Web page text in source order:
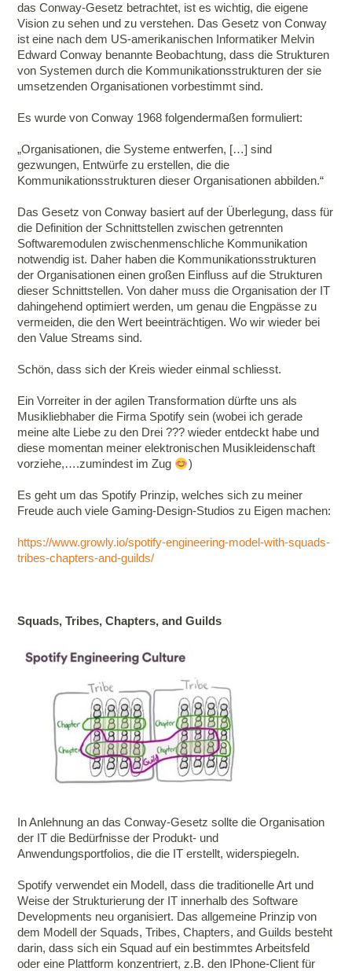
das Conway-Gesetz betrachtet, ist es wichtig, die eigene
Vision zu sehen und zu verstehen. Das Gesetz von Conway
ist eine nach dem US-amerikanischen Informatiker Melvin
Edward Conway benannte Beobachtung, dass die Strukturen
von Systemen durch die Kommunikationsstrukturen der sie
umsetzenden Organisationen vorbestimmt sind.
Es wurde von Conway 1968 folgendermaßen formuliert:
„Organisationen, die Systeme entwerfen, […] sind
gezwungen, Entwürfe zu erstellen, die die
Kommunikationsstrukturen dieser Organisationen abbilden.“
Das Gesetz von Conway basiert auf der Überlegung, dass für
die Definition der Schnittstellen zwischen getrennten
Softwaremodulen zwischenmenschliche Kommunikation
notwendig ist. Daher haben die Kommunikationsstrukturen
der Organisationen einen großen Einfluss auf die Strukturen
dieser Schnittstellen. Von daher muss die Organisation der IT
dahingehend optimiert werden, um genau die Engpässe zu
vermeiden, die den Wert beeinträchtigen. Wo wir wieder bei
den Value Streams sind.
Schön, dass sich der Kreis wieder einmal schliesst.
Ein Vorreiter in der agilen Transformation dürfte uns als
Musikliebhaber die Firma Spotify sein (wobei ich gerade
meine alte Liebe zu den Drei ??? wieder entdeckt habe und
diese momentan meiner elektronischen Musikleidenschaft
vorziehe,….zumindest im Zug
)
Es geht um das Spotify Prinzip, welches sich zu meiner
Freude auch viele Gaming-Design-Studios zu Eigen machen:
https://www.growly.io/spotify-engineering-model-with-squads-
tribes-chapters-and-guilds/
Squads, Tribes, Chapters, and Guilds
In Anlehnung an das Conway-Gesetz sollte die Organisation
der IT die Bedürfnisse der Produkt- und
Anwendungsportfolios, die die IT erstellt, widerspiegeln.
Spotify verwendet ein Modell, dass die traditionelle Art und
Weise der Strukturierung der IT innerhalb des Software
Developments neu organisiert. Das allgemeine Prinzip von
dem Modell der Squads, Tribes, Chapters, and Guilds besteht
darin, dass sich ein Squad auf ein bestimmtes Arbeitsfeld
oder eine Plattform konzentriert, z.B. den IPhone-Client für